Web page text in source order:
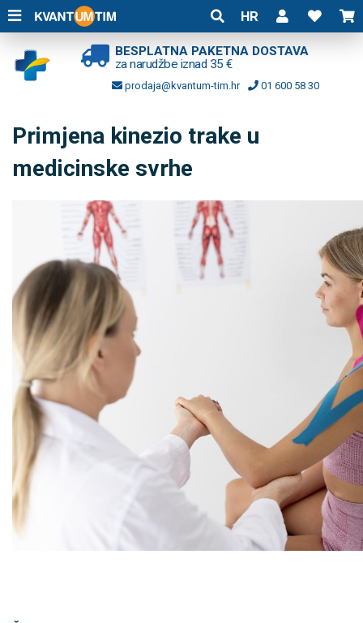
HR
BESPLATNA PAKETNA DOSTAVA
za narudžbe iznad 35 €
prodaja@kvantum-tim.hr 01 600 58 30
Primjena kinezio trake u
medicinske svrhe